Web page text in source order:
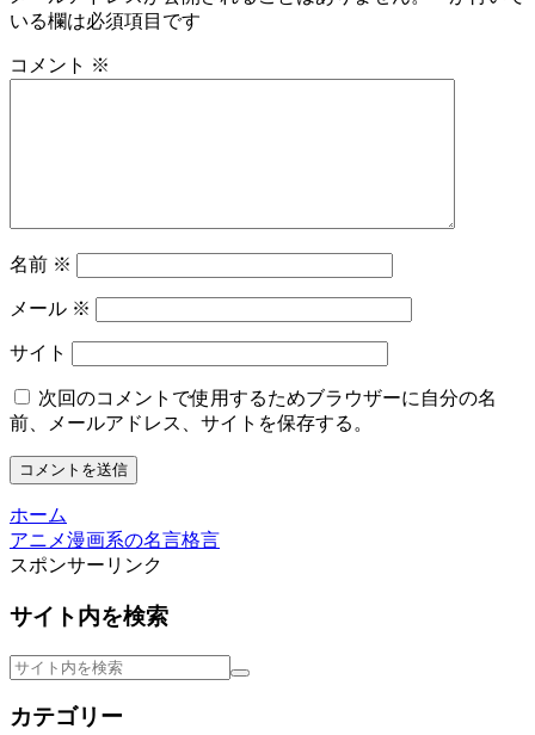
いる欄は必須項目です
コメント ※
名前 ※
メール ※
サイト
次回のコメントで使用するためブラウザーに自分の名
前、メールアドレス、サイトを保存する。
ホーム
アニメ漫画系の名言格言
スポンサーリンク
サイト内を検索
カテゴリー